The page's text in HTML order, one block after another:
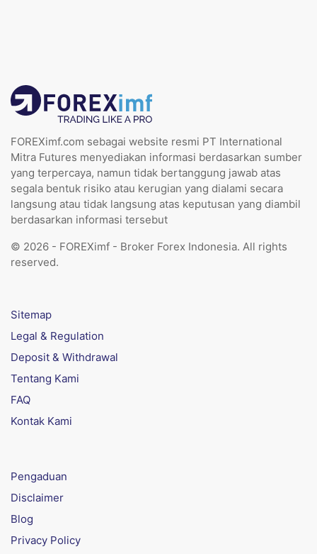
FOREXimf.com sebagai website resmi PT International
Mitra Futures menyediakan informasi berdasarkan sumber
yang terpercaya, namun tidak bertanggung jawab atas
segala bentuk risiko atau kerugian yang dialami secara
langsung atau tidak langsung atas keputusan yang diambil
berdasarkan informasi tersebut
© 2026 - FOREXimf - Broker Forex Indonesia. All rights
reserved.
Sitemap
Legal & Regulation
Deposit & Withdrawal
Tentang Kami
FAQ
Kontak Kami
Pengaduan
Disclaimer
Blog
Privacy Policy